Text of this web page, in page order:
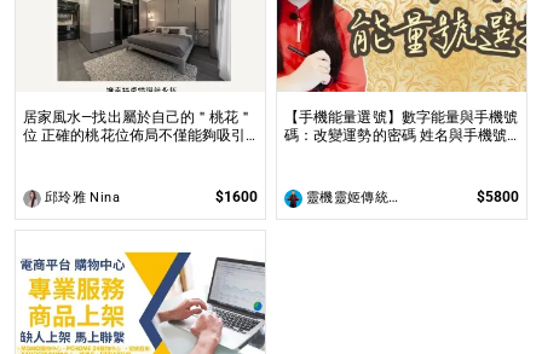
居家風水—找出屬於自己的＂桃花＂
位 正確的桃花位佈局不僅能夠吸引
邱玲雅 Nina $1600
【手機能量選號】數字能量與手機號
碼：改變運勢的密碼 姓名與手機號
靈機靈姬傳統文化學院 $5800